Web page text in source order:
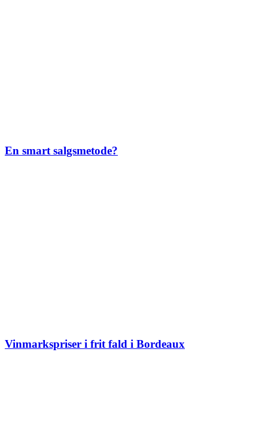
En smart salgsmetode?
Vinmarkspriser i frit fald i Bordeaux